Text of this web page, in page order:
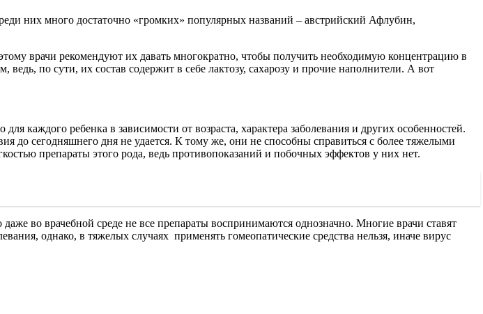
них много достаточно «громких» популярных названий – австрийский Афлубин,
врачи рекомендуют их давать многократно, чтобы получить необходимую концентрацию в
по сути, их состав содержит в себе лактозу, сахарозу и прочие наполнители. А вот
каждого ребенка в зависимости от возраста, характера заболевания и других особенностей.
до сегодняшнего дня не удается. К тому же, они не способны справиться с более тяжелыми
препараты этого рода, ведь противопоказаний и побочных эффектов у них нет.
во врачебной среде не все препараты воспринимаются однозначно. Многие врачи ставят
однако, в тяжелых случаях применять гомеопатические средства нельзя, иначе вирус